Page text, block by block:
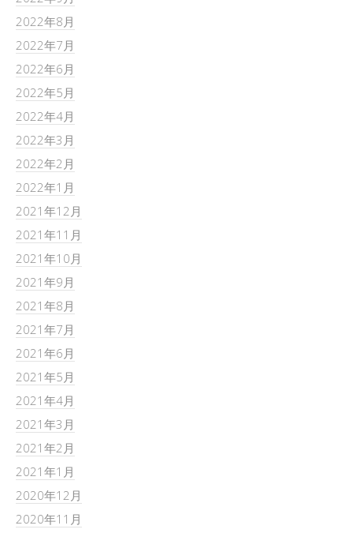
2022年8月
2022年7月
2022年6月
2022年5月
2022年4月
2022年3月
2022年2月
2022年1月
2021年12月
2021年11月
2021年10月
2021年9月
2021年8月
2021年7月
2021年6月
2021年5月
2021年4月
2021年3月
2021年2月
2021年1月
2020年12月
2020年11月